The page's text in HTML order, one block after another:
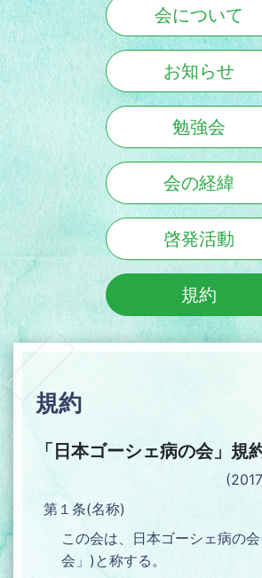
会について
お知らせ
勉強会
会の経緯
啓発活動
規約
規約
「日本ゴーシェ病の会」規
第１条(名称)
この会は、日本ゴーシェ病の
会」)と称する。